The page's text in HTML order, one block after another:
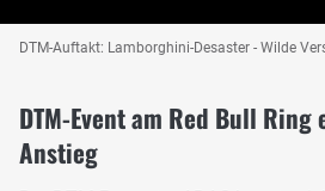
DTM-Auftakt: Lamborghini-Desaster - Wilde
DTM-Event am Red Bull
Anstieg